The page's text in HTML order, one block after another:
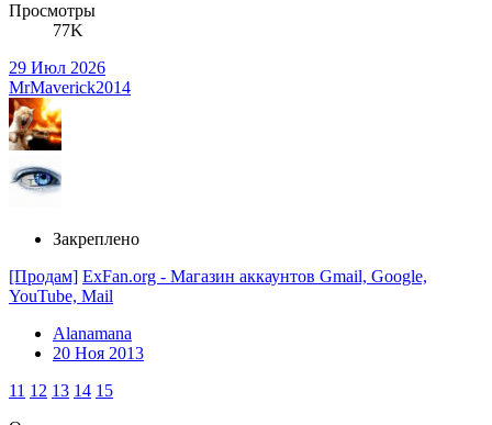
Просмотры
77K
29 Июл 2026
MrMaverick2014
Закреплено
[Продам] ExFan.org - Магазин аккаунтов Gmail, Google,
YouTube, Mail
Alanamana
20 Ноя 2013
11 12 13 14 15